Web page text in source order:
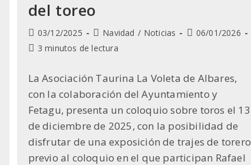
del toreo
Publicación
de
03/12/2025
Categoría
de
Navidad / Noticias
Última
entrada:
06/01/2026
Tiempo
3 minutos de lectura
La Asociación Taurina La Voleta de Albares,
con la colaboración del Ayuntamiento y
Fetagu, presenta un coloquio sobre toros el 13
de diciembre de 2025, con la posibilidad de
disfrutar de una exposición de trajes de torero
previo al coloquio en el que participan Rafael